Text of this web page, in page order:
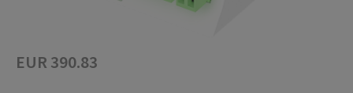
EUR 390.83